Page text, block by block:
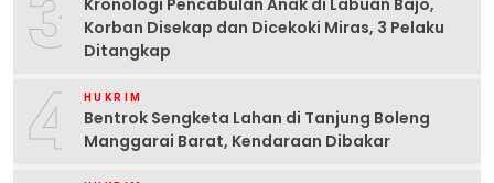
Kronologi Pencabulan Anak di Labuan Bajo,
Korban Disekap dan Dicekoki Miras, 3 Pelaku
Ditangkap
4 HUKRIM
Bentrok Sengketa Lahan di Tanjung Boleng
Manggarai Barat, Kendaraan Dibakar